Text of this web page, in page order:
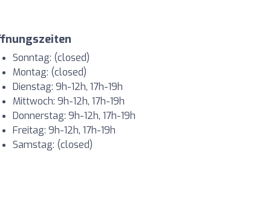
Sonntag: (closed)
Montag: (closed)
Dienstag: 9h-12h, 17h-19h
Mittwoch: 9h-12h, 17h-19h
Donnerstag: 9h-12h, 17h-19h
Freitag: 9h-12h, 17h-19h
Samstag: (closed)